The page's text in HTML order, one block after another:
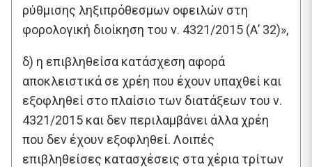
ρύθμισης ληξιπρόθεσμων οφειλών στη
φορολογική διοίκηση του ν. 4321/2015 (Α’ 32)»,
δ) η επιβληθείσα κατάσχεση αφορά
αποκλειστικά σε χρέη που έχουν υπαχθεί και
εξοφληθεί στο πλαίσιο των διατάξεων του ν.
4321/2015 και δεν περιλαμβάνει άλλα χρέη
που δεν έχουν εξοφληθεί. Λοιπές
επιβληθείσες κατασχέσεις στα χέρια τρίτων